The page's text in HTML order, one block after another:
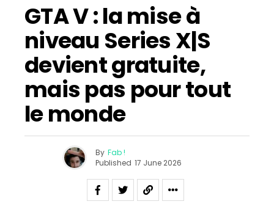
GTA V : la mise à
niveau Series X|S
devient gratuite,
mais pas pour tout
le monde
By Fab !
Published 17 June 2026